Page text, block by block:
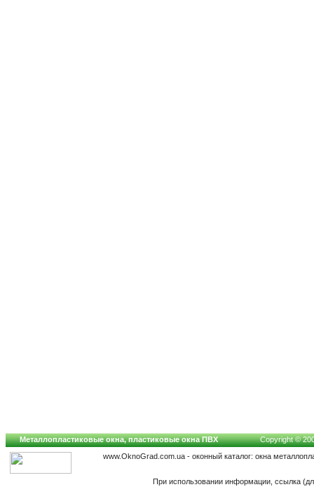
Металлопластиковые окна, пластиковые окна ПВХ
Copyright ©
www.OknoGrad.com.ua - оконный каталог: окна
При использовании информации, ссылка